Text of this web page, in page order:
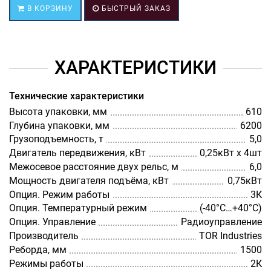
В КОРЗИНУ БЫСТРЫЙ ЗАКАЗ
ХАРАКТЕРИСТИКИ
Технические характеристики
Высота упаковки, мм
610
Глубина упаковки, мм
6200
Грузоподъемность, т
5,0
Двигатель передвижения, кВт
0,25кВт х 4шт
Межосевое расстояние двух рельс, м
6,0
Мощность двигателя подъёма, кВт
0,75кВт
Опция. Режим работы
3К
Опция. Температурный режим
(-40°C…+40°C)
Опция. Управление
Радиоуправление
Производитель
TOR Industries
Реборда, мм
1500
Режимы работы
2К